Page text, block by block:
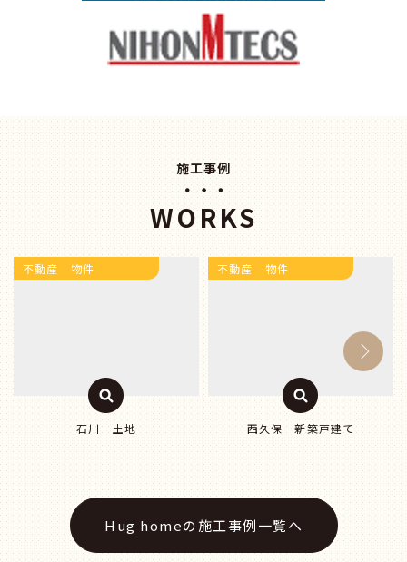
施工事例
WORKS
不動産 物件
石川 土地
不動産 物件
西久保 新築戸建て
Hug homeの施工事例一覧へ